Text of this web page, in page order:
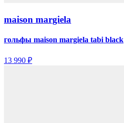
maison margiela
гольфы maison margiela tabi black
13 990 ₽